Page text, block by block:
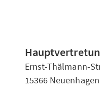
Ernst-Thälmann-
15366 Neuenhagen